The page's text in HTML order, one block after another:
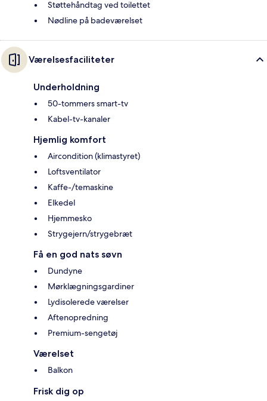
Støttehåndtag ved toilettet
Nødline på badeværelset
Værelsesfaciliteter
Underholdning
50-tommers smart-tv
Kabel-tv-kanaler
Hjemlig komfort
Aircondition (klimastyret)
Loftsventilator
Kaffe-/temaskine
Elkedel
Hjemmesko
Strygejern/strygebræt
Få en god nats søvn
Dundyne
Mørklægningsgardiner
Lydisolerede værelser
Aftenopredning
Premium-sengetøj
Værelset
Balkon
Frisk dig op